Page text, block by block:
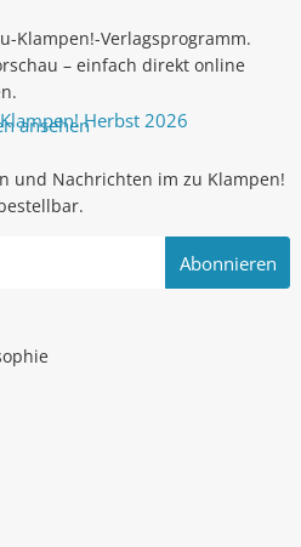
Klampen!-Verlagsprogramm.
– einfach direkt online
Herbst 2026
ansehen
und Nachrichten im zu Klampen!